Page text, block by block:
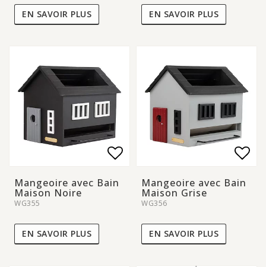
EN SAVOIR PLUS EN SAVOIR PLUS
Add to list of
Add to list of
Mangeoire avec Bain
Maison Noire
WG355
EN SAVOIR PLUS
Mangeoire avec Bain
Maison Grise
WG356
EN SAVOIR PLUS